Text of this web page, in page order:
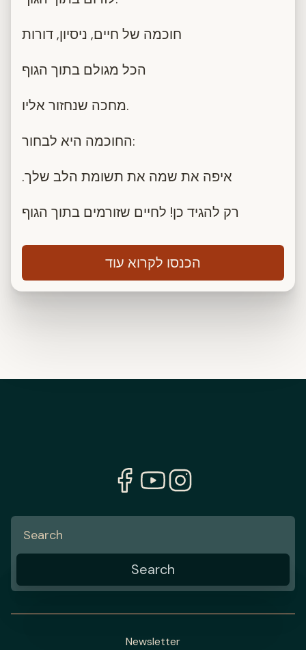
חוכמה של חיים, ניסיון, דורות
הכל מגולם בתוך הגוף
מחכה שנחזור אליו.
החוכמה היא לבחור:
.איפה את שמה את תשומת הלב שלך
רק להגיד כן! לחיים שזורמים בתוך הגוף
הכנסו לקרוא עוד
Newsletter